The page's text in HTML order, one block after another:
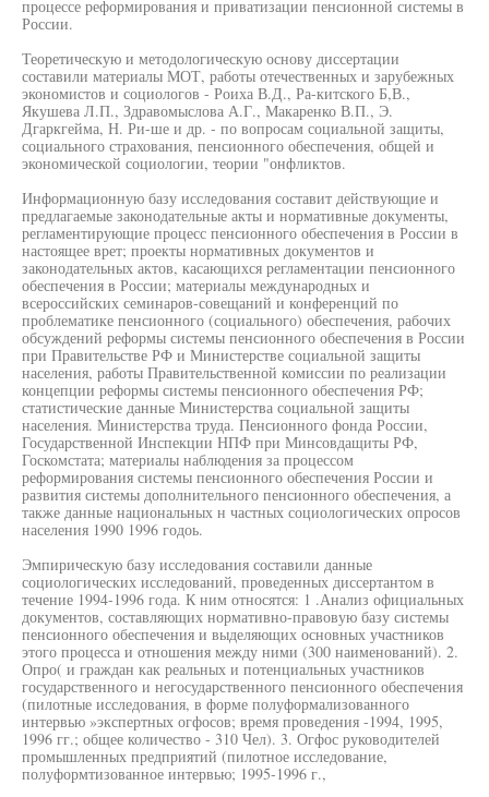
процессе реформирования и приватизации пенсионной системы в
России.
Теоретическую и методологическую основу диссертации
составили материалы МОТ, работы отечественных и зарубежных
экономистов и социологов - Роиха В.Д., Ра-китского Б,В.,
Якушева Л.П., Здравомыслова А.Г., Макаренко В.П., Э.
Дгаркгейма, Н. Ри-ше и др. - по вопросам социальной защиты,
социального страхования, пенсионного обеспечения, общей и
экономической социологии, теории "онфликтов.
Информационную базу исследования составит действующие и
предлагаемые законодательные акты и нормативные документы,
регламентирующие процесс пенсионного обеспечения в России в
настоящее врет; проекты нормативных документов и
законодательных актов, касающихся регламентации пенсионного
обеспечения в России; материалы международных и
всероссийских семинаров-совещаний и конференций по
проблематике пенсионного (социального) обеспечения, рабочих
обсуждений реформы системы пенсионного обеспечения в России
при Правительстве РФ и Министерстве социальной защиты
населения, работы Правительственной комиссии по реализации
концепции реформы системы пенсионного обеспечения РФ;
статистические данные Министерства социальной защиты
населения. Министерства труда. Пенсионного фонда России,
Государственной Инспекции НПФ при Минсовдащиты РФ,
Госкомстата; материалы наблюдения за процессом
реформирования системы пенсионного обеспечения России и
развития системы дополнительного пенсионного обеспечения, а
также данные национальных н частных социологических опросов
населения 1990 1996 годоь.
Эмпирическую базу исследования составили данные
социологических исследований, проведенных диссертантом в
течение 1994-1996 года. К ним относятся: 1 .Анализ официальных
документов, составляющих нормативно-правовую базу системы
пенсионного обеспечения и выделяющих основных участников
этого процесса и отношения между ними (300 наименований). 2.
Опро( и граждан как реальных и потенциальных участников
государственного и негосударственного пенсионного обеспечения
(пилотные исследования, в форме полуформализованного
интервью »экспертных огфосов; время проведения -1994, 1995,
1996 гг.; общее количество - 310 Чел). 3. Огфос руководителей
промышленных предприятий (пилотное исследование,
полуформтизованное интервью; 1995-1996 г.,